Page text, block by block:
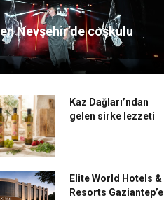
Nevşehir’de coşkulu
Kaz Dağları’ndan
gelen sirke lezzeti
Elite World Hotels &
Resorts Gaziantep’e